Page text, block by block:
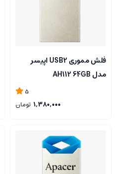
فلش مموری USB2 اپیسر
مدل AH112 64GB
5
1,380,000 تومان